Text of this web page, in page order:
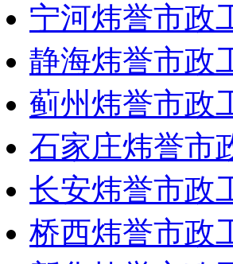
宁河炜誉市政
静海炜誉市政
蓟州炜誉市政
石家庄炜誉市
长安炜誉市政
桥西炜誉市政